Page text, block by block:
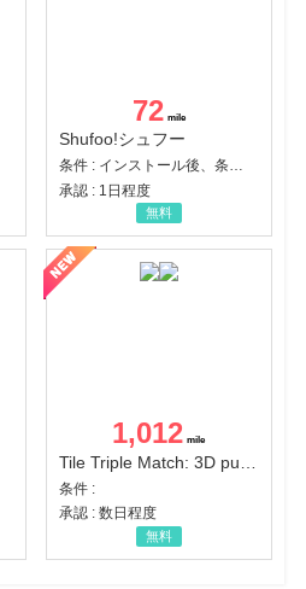
72
Shufoo!シュフー
条件 : インストール後、条件達成
承認 : 1日程度
無料
1,012
条件 :
承認 : 数日程度
無料